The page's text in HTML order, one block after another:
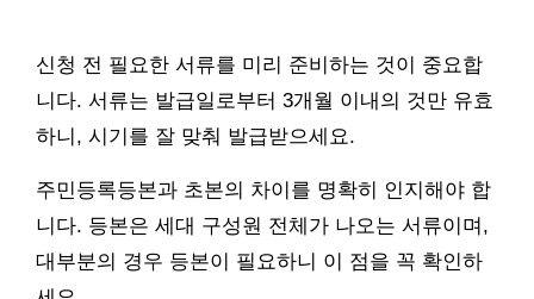
신청 전 필요한 서류를 미리 준비하는 것이 중요합
니다. 서류는 발급일로부터 3개월 이내의 것만 유효
하니, 시기를 잘 맞춰 발급받으세요.
주민등록등본과 초본의 차이를 명확히 인지해야 합
니다. 등본은 세대 구성원 전체가 나오는 서류이며,
대부분의 경우 등본이 필요하니 이 점을 꼭 확인하